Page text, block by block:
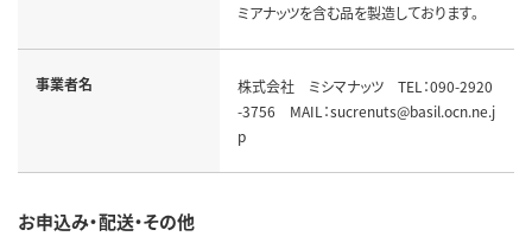
ミアナッツを含む品を製造しております。
事業者名
株式会社 ミシマナッツ TEL：090-2920
-3756 MAIL：sucrenuts@basil.ocn.ne.j
p
お申込み・配送・その他